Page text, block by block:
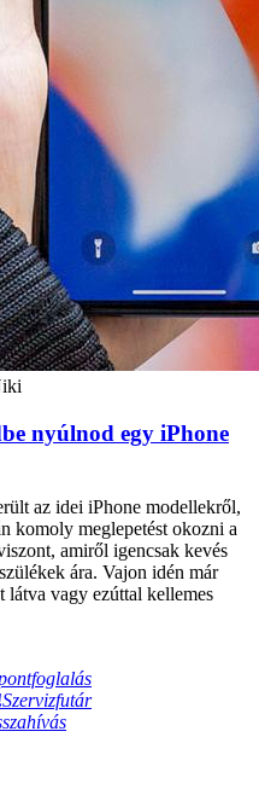
nyúlnod egy iPhone
az idei iPhone modellekről,
komoly meglepetést okozni a
amiről igencsak kevés
ára. Vajon idén már
látva vagy ezúttal kellemes
Szervizfutár